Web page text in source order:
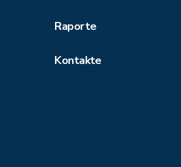
Raporte
Kontakte